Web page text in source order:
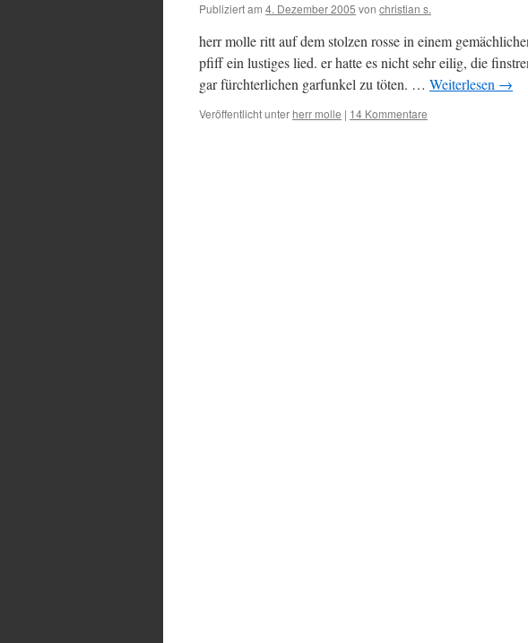
Publiziert am 4. Dezember 2005 von christian s.
herr molle ritt auf dem stolzen rosse in einem
pfiff ein lustiges lied. er hatte es nicht sehr eilig, die
gar fürchterlichen garfunkel zu töten. … Weiterlesen →
Veröffentlicht unter herr molle | 14 Kommentare